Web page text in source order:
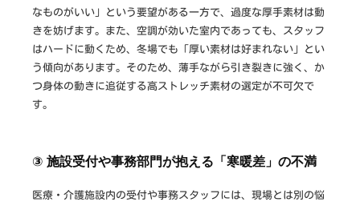
なものがいい」という要望がある一方で、過度な厚手素材は動
きを妨げます。また、空調が効いた室内であっても、スタッフ
はハードに動くため、冬場でも「厚い素材は好まれない」とい
う傾向があります。そのため、薄手ながら引き裂きに強く、か
つ身体の動きに追従する高ストレッチ素材の選定が不可欠で
す。
③ 施設受付や事務部門が抱える「寒暖差」の不満
医療・介護施設内の受付や事務スタッフには、現場とは別の悩